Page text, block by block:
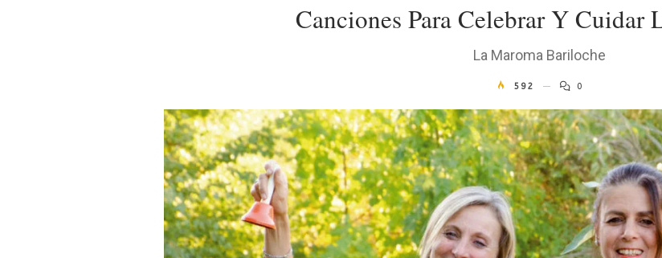
Canciones Para Celebrar Y Cuidar
La Maroma Bariloche
592 0